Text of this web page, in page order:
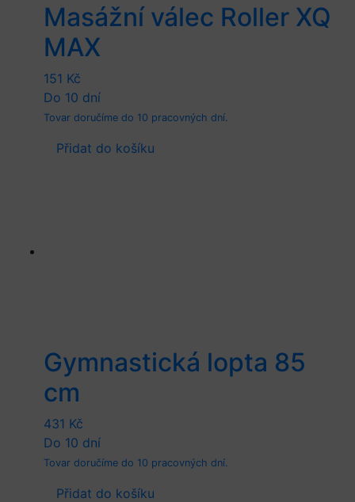
Masážní válec Roller XQ
MAX
151 Kč
Do 10 dní
Tovar doručíme do 10 pracovných dní.
Přidat do košíku
Gymnastická lopta 85
cm
431 Kč
Do 10 dní
Tovar doručíme do 10 pracovných dní.
Přidat do košíku